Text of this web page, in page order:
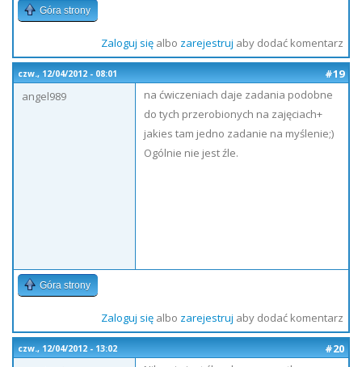
Góra strony
Zaloguj sięalbo zarejestruj aby dodać komentarz
czw., 12/04/2012 - 08:01
#19
angel989
na ćwiczeniach daje zadania podobne
do tych przerobionych na zajęciach+
jakies tam jedno zadanie na myślenie;)
Ogólnie nie jest źle.
Góra strony
Zaloguj sięalbo zarejestruj aby dodać komentarz
czw., 12/04/2012 - 13:02
#20